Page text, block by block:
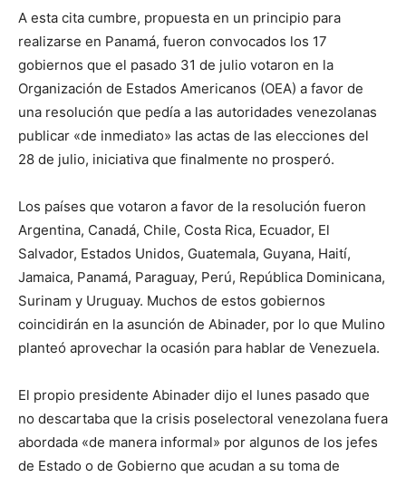
A esta cita cumbre, propuesta en un principio para
realizarse en Panamá, fueron convocados los 17
gobiernos que el pasado 31 de julio votaron en la
Organización de Estados Americanos (OEA) a favor de
una resolución que pedía a las autoridades venezolanas
publicar «de inmediato» las actas de las elecciones del
28 de julio, iniciativa que finalmente no prosperó.
Los países que votaron a favor de la resolución fueron
Argentina, Canadá, Chile, Costa Rica, Ecuador, El
Salvador, Estados Unidos, Guatemala, Guyana, Haití,
Jamaica, Panamá, Paraguay, Perú, República Dominicana,
Surinam y Uruguay. Muchos de estos gobiernos
coincidirán en la asunción de Abinader, por lo que Mulino
planteó aprovechar la ocasión para hablar de Venezuela.
El propio presidente Abinader dijo el lunes pasado que
no descartaba que la crisis poselectoral venezolana fuera
abordada «de manera informal» por algunos de los jefes
de Estado o de Gobierno que acudan a su toma de